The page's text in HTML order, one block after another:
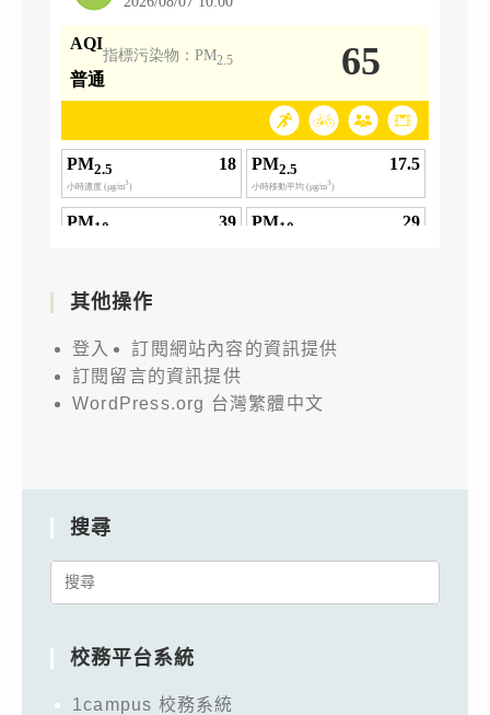
其他操作
登入
訂閱網站內容的資訊提供
訂閱留言的資訊提供
WordPress.org 台灣繁體中文
搜尋
Search
校務平台系統
1campus 校務系統